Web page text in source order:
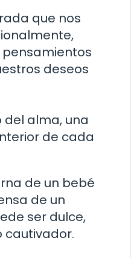
que nos
deseos
del alma, una
de cada
de un bebé
de un
ser dulce,
cautivador.